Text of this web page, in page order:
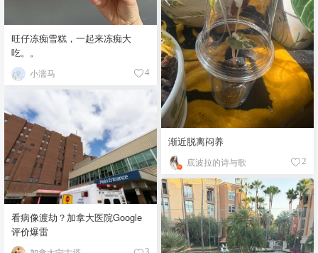
旺仔冻痴雪糕，一起来冻痴大
吃。。
小濡马 4
渐近脱离闷养
底波拉的诗与歌 2
看病像渡劫？加拿大医院Google
评价爆雷